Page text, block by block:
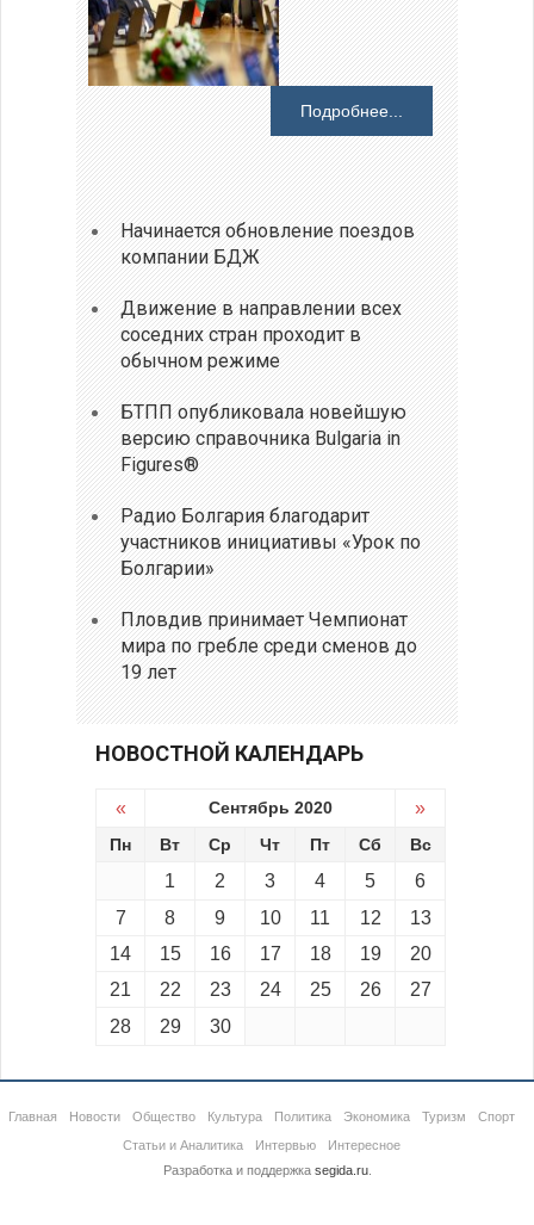
Подробнее...
Начинается обновление поездов
компании БДЖ
Движение в направлении всех
соседних стран проходит в
обычном режиме
БТПП опубликовала новейшую
версию справочника Bulgaria in
Figures®
Радио Болгария благодарит
участников инициативы «Урок по
Болгарии»
Пловдив принимает Чемпионат
мира по гребле среди сменов до
19 лет
НОВОСТНОЙ КАЛЕНДАРЬ
« Сентябрь 2020 »
Пн Вт Ср Чт Пт Сб Вс
1 2 3 4 5
6
7
8 9 10 11 12
13
14
15 16 17 18 19
20
21
22 23 24 25 26
27
28
29 30
Главная Новости Общество Культура Политика Экономика Туризм
Спорт
Статьи и Аналитика
Интервью
Интересное
Разработка и поддержка segida.ru.